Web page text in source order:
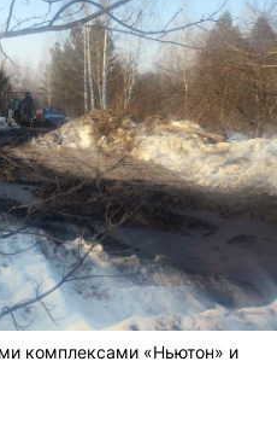
комплексами «Ньютон» и